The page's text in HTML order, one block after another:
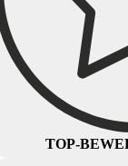
TOP-